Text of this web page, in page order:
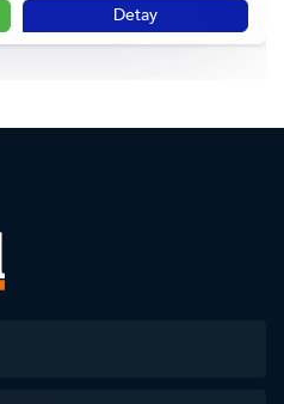
Detay